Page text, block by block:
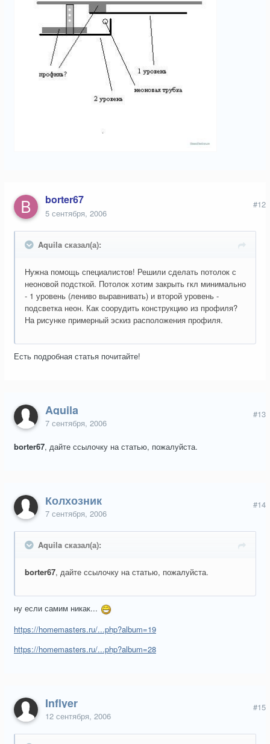
borter67
5 сентября, 2006
#12
Aquila сказал(а):
Нужна помощь специалистов! Решили сделать потолок с
неоновой подсткой. Потолок хотим закрыть гкл минимально
- 1 уровень (лениво выравнивать) и второй уровень -
подсветка неон. Как соорудить конструкцию из профиля?
На рисунке примерный эскиз расположения профиля.
Есть подробная статья почитайте!
Aquila
7 сентября, 2006
#13
borter67, дайте ссылочку на статью, пожалуйста.
Колхозник
7 сентября, 2006
#14
Aquila сказал(а):
borter67, дайте ссылочку на статью, пожалуйста.
ну если самим никак...
https://homemasters.ru/...php?album=19
https://homemasters.ru/...php?album=28
Inflyer
12 сентября, 2006
#15